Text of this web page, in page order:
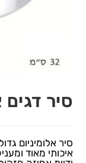
סיר דגים
סיר אלומיניום
איכותי מאוד